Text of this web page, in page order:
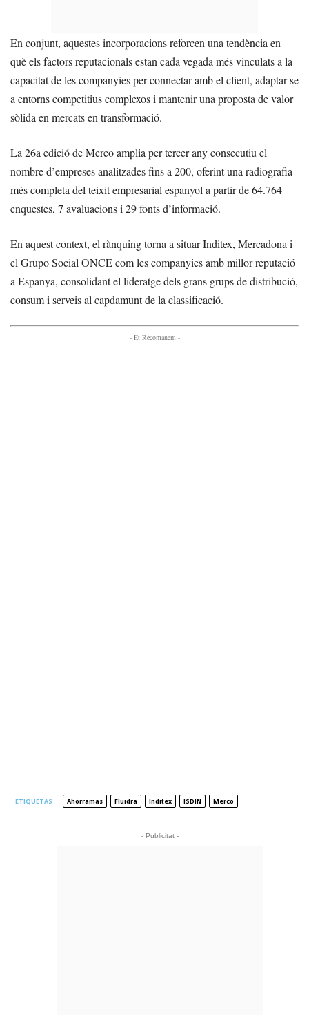
En conjunt, aquestes incorporacions reforcen una tendència en
què els factors reputacionals estan cada vegada més vinculats a la
capacitat de les companyies per connectar amb el client, adaptar-se
a entorns competitius complexos i mantenir una proposta de valor
sòlida en mercats en transformació.
La 26a edició de Merco amplia per tercer any consecutiu el
nombre d’empreses analitzades fins a 200, oferint una radiografia
més completa del teixit empresarial espanyol a partir de 64.764
enquestes, 7 avaluacions i 29 fonts d’informació.
En aquest context, el rànquing torna a situar Inditex, Mercadona i
el Grupo Social ONCE com les companyies amb millor reputació
a Espanya, consolidant el lideratge dels grans grups de distribució,
consum i serveis al capdamunt de la classificació.
- Et Recomanem -
ETIQUETAS Ahorramas Fluidra Inditex ISDIN Merco
- Publicitat -